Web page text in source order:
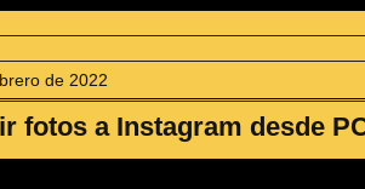
de 2022
fotos a Instagram desde